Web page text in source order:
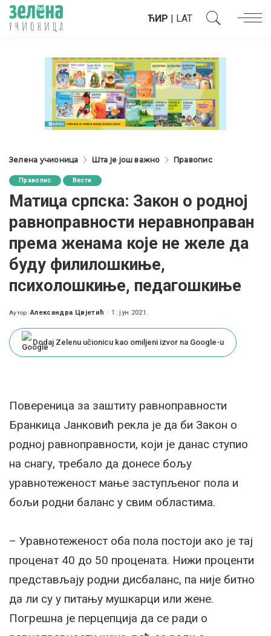
ЋИР | LAT
Зелена учионица Шта је још важно Правопис
Правопис Вести
Матица српска: Закон о родној
равноправности неравноправан
према женама које не желе да
буду филилошкиње,
психолошкиње, педагошкиње
Posted
Аутор: Александра Цвјетић 1. јун 2021.
Dodaj Zelenu učionicu kao omiljeni izvor na Google-u
Повереница за заштиту равноправности
Бранкица Јанковић рекла је да би Закон о
родној равноправности, који је данас ступио
на снагу, требало да донесе бољу
уравнотеженост мање заступљеног пола и
бољи родни баланс у свим областима.
– Уравнотеженост оба пола постоји ако је тај
проценат 40 до 50 процената. Нижи проценти
представљају родни дисбаланс, па није битно
да ли су у питању мушкарци или жене.
Погрешна је перцепција да се ради о